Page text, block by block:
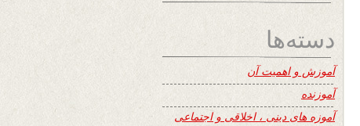
دسته‌ها
آموزش و اهمیت آن
آموزنده
آموزه های دینی ، اخلاقی و اجتماعی